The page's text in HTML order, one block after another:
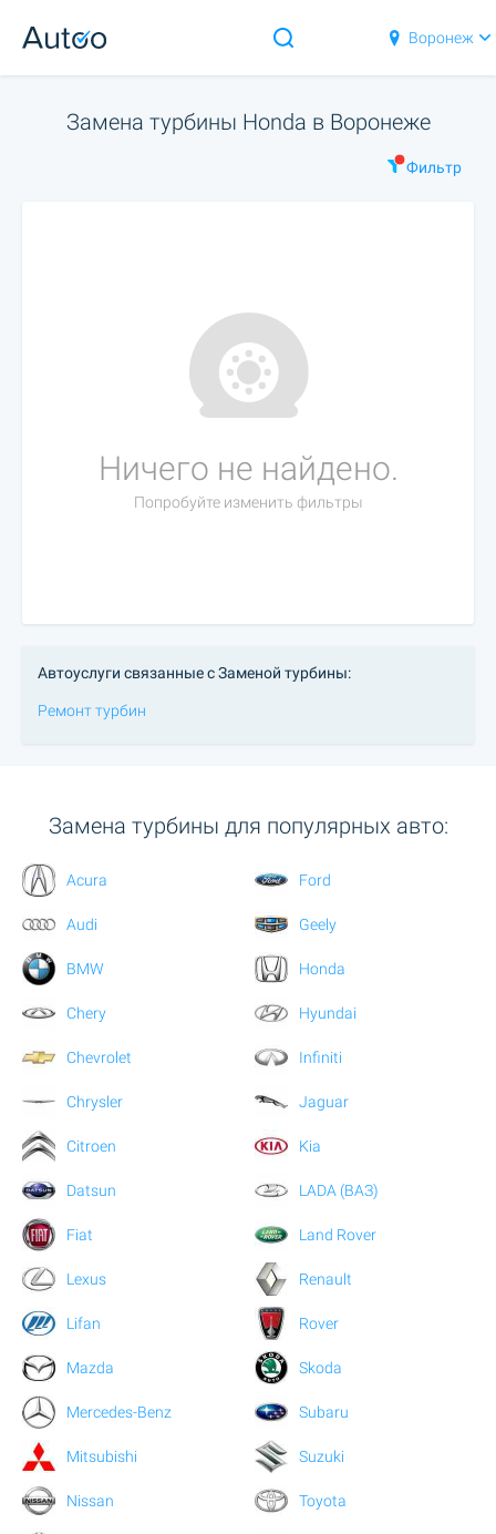
Воронеж
Замена турбины Honda в Воронеже
Фильтр
Ничего не найдено.
Попробуйте изменить фильтры
Автоуслуги связанные с Заменой турбины:
Ремонт турбин
Замена турбины для популярных авто:
Acura
Audi
BMW
Chery
Chevrolet
Chrysler
Citroen
Datsun
Fiat
Ford
Geely
Honda
Hyundai
Infiniti
Jaguar
Kia
LADA (ВАЗ)
Land Rover
Lexus
Lifan
Mazda
Mercedes-Benz
Mitsubishi
Nissan
Renault
Rover
Skoda
Subaru
Suzuki
Toyota